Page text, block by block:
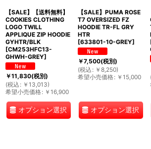
【SALE】【送料無料】
COOKIES CLOTHING
LOGO TWILL
APPLIQUE ZIP HOODIE
GYHTR/BLK
[CM253HFC13-
GHWH-GREY]
￥11,830(税別)
(税込 : ￥ 13,013)
希望小売価格: ￥ 16,900
オプション選択
【SALE】PUMA ROSE
T7 OVERSIZED FZ
HOODIE TR-FL GRY
HTR
[633801-10-GREY]
￥7,500(税別)
(税込 : ￥ 8,250)
希望小売価格: ￥ 15,000
オプション選択